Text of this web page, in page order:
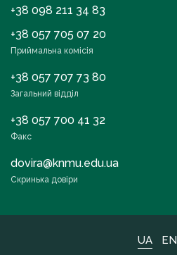
+38 098 211 34 83
+38 057 705 07 20
Приймальна комісія
+38 057 707 73 80
Загальний відділ
+38 057 700 41 32
Факс
dovira@knmu.edu.ua
Скринька довіри
UA EN